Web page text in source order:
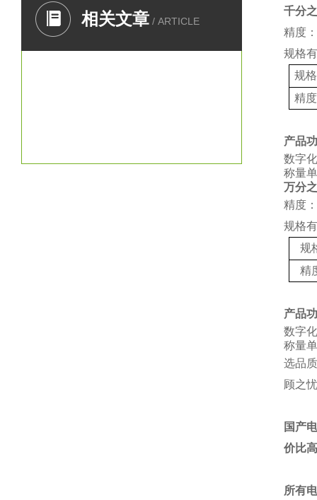
相关文章 / ARTICLE
千分
精度
规格
规格
精度
产品
数字
称量
万分
精度
规格
规
精
产品
数字
称量
选品
顾之
国产
价比
所有